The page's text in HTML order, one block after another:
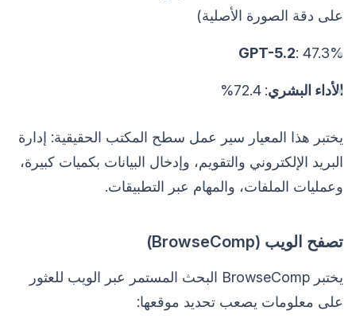
على دقة الصورة الأصلية)
GPT-5.2: 47.3%
الأداء البشري: 72.4%
يختبر هذا المعيار سير عمل سطح المكتب الحقيقية: إدارة
البريد الإلكتروني والتقويم، وإدخال البيانات بكميات كبيرة،
وعمليات الملفات، والمهام عبر التطبيقات.
تصفح الويب (BrowseComp)
يختبر BrowseComp البحث المستمر عبر الويب للعثور
على معلومات يصعب تحديد موقعها: